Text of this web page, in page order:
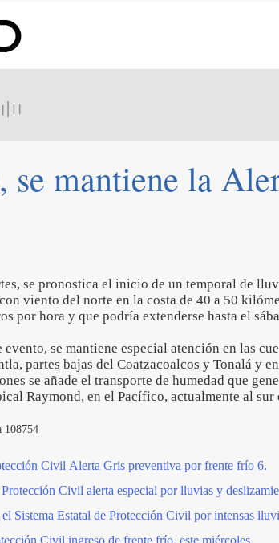
se mantiene la
se pronostica el inicio de un temporal de
viento del norte en la costa de 40 a 50
por hora y que podría extenderse hasta el
evento, se mantiene especial atención en las
partes bajas del Coatzacoalcos y Tonalá y
se añade el transporte de humedad que
Raymond, en el Pacífico, actualmente al sur
108754
Civil Alerta Gris preventiva por frente frío 6.
Civil alerta especial por lluvias y
Sistema Estatal de Protección Civil por intensas
Civil ingreso de frente frío, este miércoles.